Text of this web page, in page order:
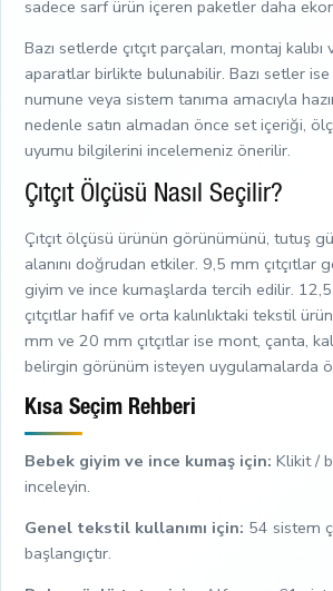
sadece sarf ürün içeren paketler daha
Bazı setlerde çıtçıt parçaları, montaj kalıbı
aparatlar birlikte bulunabilir. Bazı setler
numune veya sistem tanıma amacıyla
nedenle satın almadan önce set içeriği,
uyumu bilgilerini incelemeniz önerilir.
Çıtçıt Ölçüsü Nasıl Seçilir?
Çıtçıt ölçüsü ürünün görünümünü, tutuş
alanını doğrudan etkiler. 9,5 mm çıtçıtlar
giyim ve ince kumaşlarda tercih edilir.
çıtçıtlar hafif ve orta kalınlıktaki tekstil
mm ve 20 mm çıtçıtlar ise mont, çanta,
belirgin görünüm isteyen uygulamalarda
Kısa Seçim Rehberi
Bebek giyim ve ince kumaş için: Klikit /
inceleyin.
Genel tekstil kullanımı için: 54 sistem
başlangıçtır.